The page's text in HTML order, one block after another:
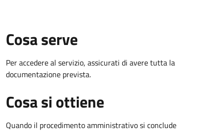
Cosa serve
Per accedere al servizio, assicurati di avere tutta la
documentazione prevista.
Cosa si ottiene
Quando il procedimento amministrativo si conclude